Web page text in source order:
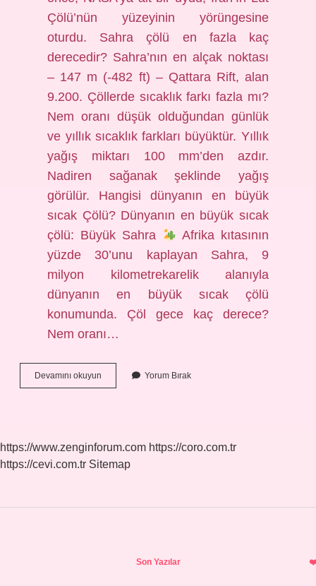
Çölü’nün yüzeyinin yörüngesine
oturdu. Sahra çölü en fazla kaç
derecedir? Sahra’nın en alçak noktası
– 147 m (-482 ft) – Qattara Rift, alan
9.200. Çöllerde sıcaklık farkı fazla mı?
Nem oranı düşük olduğundan günlük
ve yıllık sıcaklık farkları büyüktür. Yıllık
yağış miktarı 100 mm’den azdır.
Nadiren sağanak şeklinde yağış
görülür. Hangisi dünyanın en büyük
sıcak Çölü? Dünyanın en büyük sıcak
çölü: Büyük Sahra
Afrika kıtasının
yüzde 30’unu kaplayan Sahra, 9
milyon kilometrekarelik alanıyla
dünyanın en büyük sıcak çölü
konumunda. Çöl gece kaç derece?
Nem oranı…
Devamını okuyun
Kaç
Yorum Bırak
https://www.zenginforum.com https://coro.com.tr
https://cevi.com.tr Sitemap
Son Yazılar